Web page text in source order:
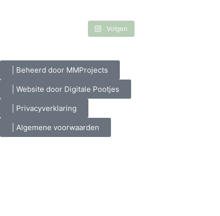
Volgen
| Beheerd door MMProjects
| Website door Digitale Pootjes
| Privacyverklaring
| Algemene voorwaarden